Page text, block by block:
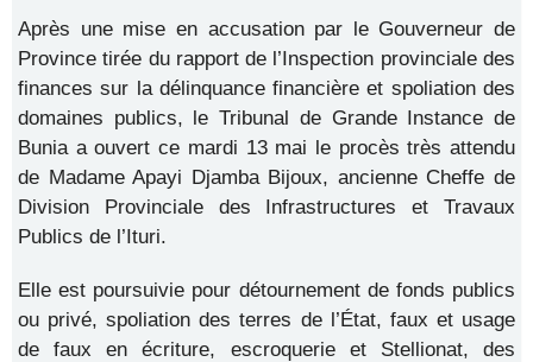
Après une mise en accusation par le Gouverneur de
Province tirée du rapport de l’Inspection provinciale des
finances sur la délinquance financière et spoliation des
domaines publics, le Tribunal de Grande Instance de
Bunia a ouvert ce mardi 13 mai le procès très attendu
de Madame Apayi Djamba Bijoux, ancienne Cheffe de
Division Provinciale des Infrastructures et Travaux
Publics de l’Ituri.
Elle est poursuivie pour détournement de fonds publics
ou privé, spoliation des terres de l’État, faux et usage
de faux en écriture, escroquerie et Stellionat, des